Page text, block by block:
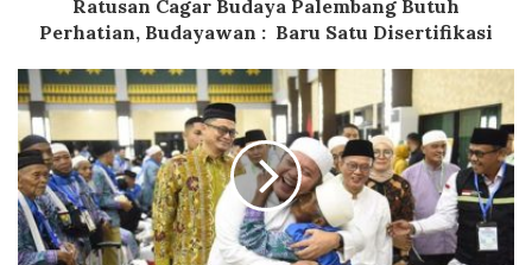
Ratusan Cagar Budaya Palembang Butuh
Perhatian, Budayawan : Baru Satu Disertifikasi